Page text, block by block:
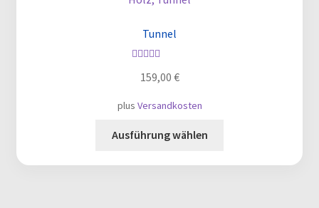
Tunnel
5.00 von 5
159,00 €
plus Versandkosten
Ausführung wählen
weist